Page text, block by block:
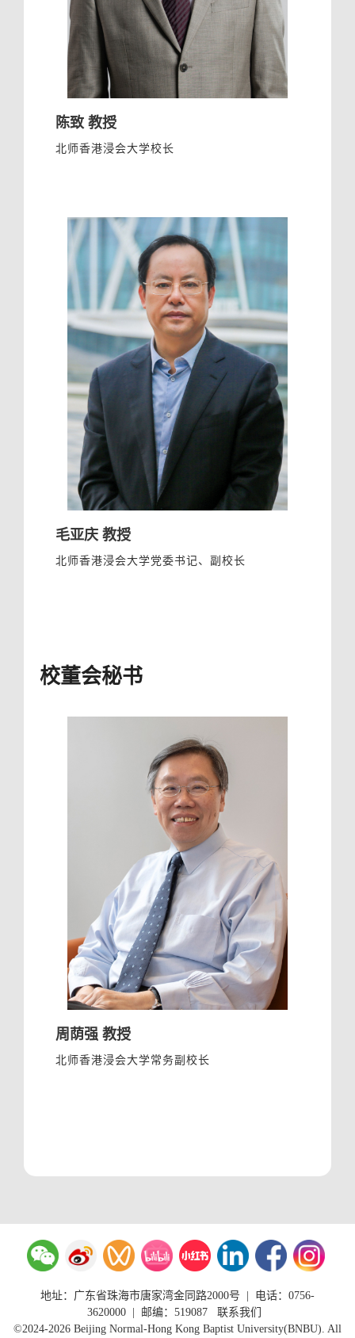
陈致 教授
北师香港浸会大学校长
毛亚庆 教授
北师香港浸会大学党委书记、副校长
校董会秘书
周荫强 教授
北师香港浸会大学常务副校长
地址：广东省珠海市唐家湾金同路2000号
电话：0756-
3620000
| 邮编：519087 联系我们
©2024-2026 Beijing Normal-Hong Kong Baptist University(BNBU). All